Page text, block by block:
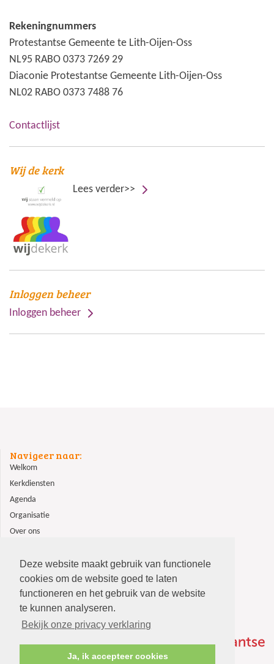
Deze website maakt gebruik van functionele
cookies om de website goed te laten
functioneren en het gebruik van de website
te kunnen analyseren.
Bekijk onze privacy verklaring
Ja, ik accepteer cookies
Rekeningnummers
Protestantse Gemeente te Lith-Oijen-Oss
NL95 RABO 0373 7269 29
Diaconie Protestantse Gemeente Lith-Oijen-Oss
NL02 RABO 0373 7488 76
Contactlijst
Wij de kerk
Lees verder>>
Inloggen beheer
Inloggen beheer
Navigeer naar:
Welkom
Kerkdiensten
Agenda
Organisatie
Over ons
Contact